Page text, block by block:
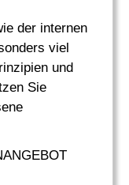
der internen
viel
und
Sie